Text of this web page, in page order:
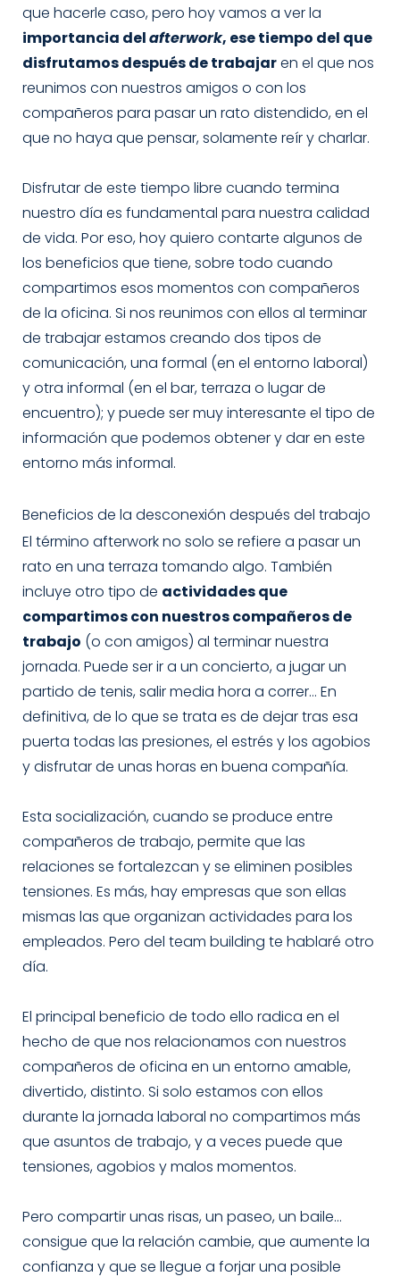
que hacerle caso, pero hoy vamos a ver la
importancia delafterwork, ese tiempo del que
disfrutamos después de trabajaren el que nos
reunimos con nuestros amigos o con los
compañeros para pasar un rato distendido, en el
que no haya que pensar, solamente reír y charlar.
Disfrutar de este tiempo libre cuando termina
nuestro día es fundamental para nuestra calidad
de vida. Por eso, hoy quiero contarte algunos de
los beneficios que tiene, sobre todo cuando
compartimos esos momentos con compañeros
de la oficina. Si nos reunimos con ellos al terminar
de trabajar estamos creando dos tipos de
comunicación, una formal (en el entorno laboral)
y otra informal (en el bar, terraza o lugar de
encuentro); y puede ser muy interesante el tipo de
información que podemos obtener y dar en este
entorno más informal.
Beneficios de la desconexión después del trabajo
El término afterwork no solo se refiere a pasar un
rato en una terraza tomando algo. También
incluye otro tipo de actividades que
compartimos con nuestros compañeros de
trabajo (o con amigos) al terminar nuestra
jornada. Puede ser ir a un concierto, a jugar un
partido de tenis, salir media hora a correr… En
definitiva, de lo que se trata es de dejar tras esa
puerta todas las presiones, el estrés y los agobios
y disfrutar de unas horas en buena compañía.
Esta socialización, cuando se produce entre
compañeros de trabajo, permite que las
relaciones se fortalezcan y se eliminen posibles
tensiones. Es más, hay empresas que son ellas
mismas las que organizan actividades para los
empleados. Pero del team building te hablaré otro
día.
El principal beneficio de todo ello radica en el
hecho de que nos relacionamos con nuestros
compañeros de oficina en un entorno amable,
divertido, distinto. Si solo estamos con ellos
durante la jornada laboral no compartimos más
que asuntos de trabajo, y a veces puede que
tensiones, agobios y malos momentos.
Pero compartir unas risas, un paseo, un baile…
consigue que la relación cambie, que aumente la
confianza y que se llegue a forjar una posible